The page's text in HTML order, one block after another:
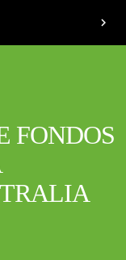
chevron_right
FONDOS